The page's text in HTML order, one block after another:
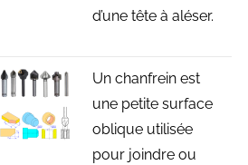
d’une tête à aléser.
Un chanfrein est
une petite surface
oblique utilisée
pour joindre ou